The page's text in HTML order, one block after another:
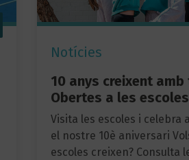
Notícies
10 anys creixent amb
Obertes a les
Visita les escoles i celebra
el nostre 10è aniversari
escoles creixen? Consulta